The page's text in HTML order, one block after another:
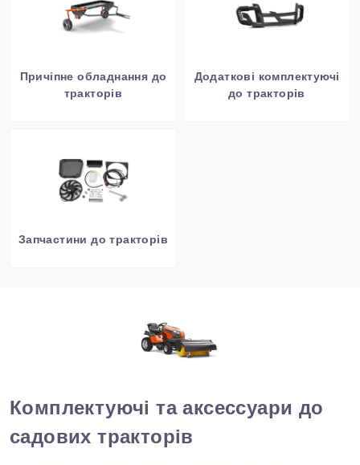
Причіпне обладнання до
тракторів
Додаткові комплектуючі
до тракторів
Запчастини до тракторів
Комплектуючі та аксессуари до
садових тракторів